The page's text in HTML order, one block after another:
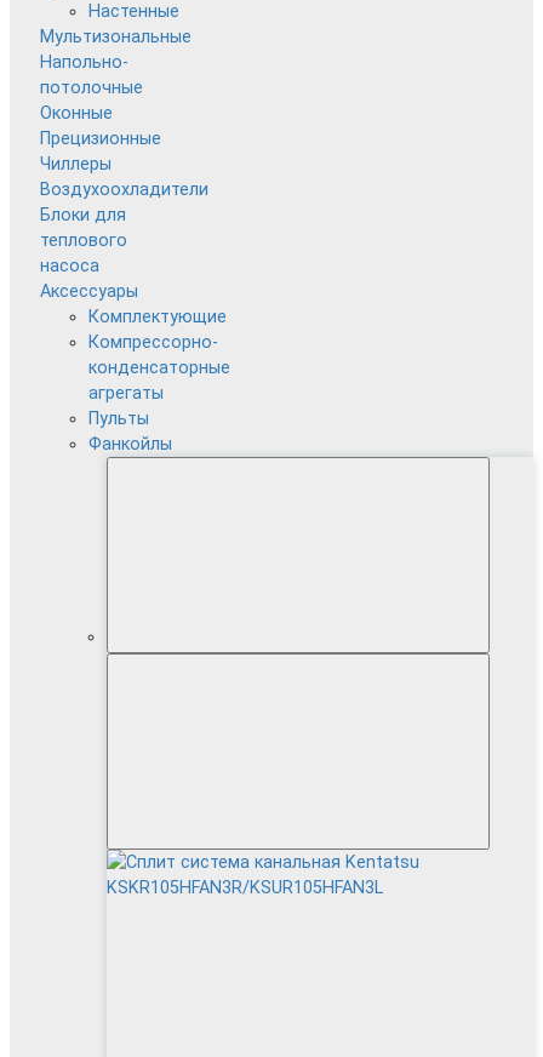
Настенные
Мультизональные
Напольно-
потолочные
Оконные
Прецизионные
Чиллеры
Воздухоохладители
Блоки для
теплового
насоса
Аксессуары
Комплектующие
Компрессорно-
конденсаторные
агрегаты
Пульты
Фанкойлы